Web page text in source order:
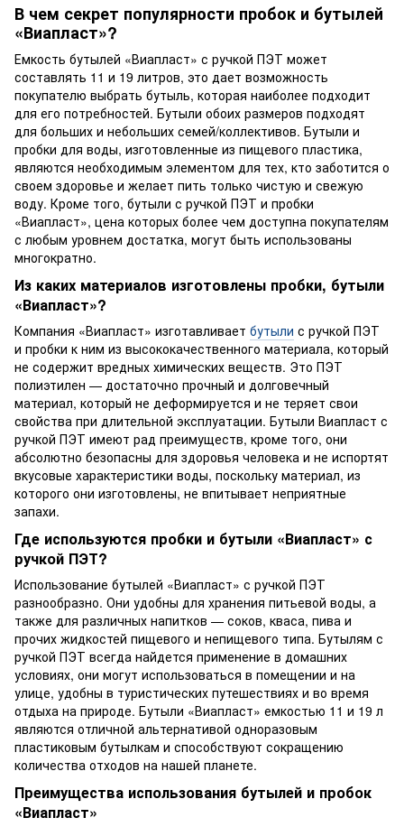
В чем секрет популярности пробок и бутылей
«Виапласт»?
Емкость бутылей «Виапласт» с ручкой ПЭТ может
составлять 11 и 19 литров, это дает возможность
покупателю выбрать бутыль, которая наиболее подходит
для его потребностей. Бутыли обоих размеров подходят
для больших и небольших семей/коллективов. Бутыли и
пробки для воды, изготовленные из пищевого пластика,
являются необходимым элементом для тех, кто заботится о
своем здоровье и желает пить только чистую и свежую
воду. Кроме того, бутыли с ручкой ПЭТ и пробки
«Виапласт», цена которых более чем доступна покупателям
с любым уровнем достатка, могут быть использованы
многократно.
Из каких материалов изготовлены пробки, бутыли
«Виапласт»?
Компания «Виапласт» изготавливает бутыли с ручкой ПЭТ
и пробки к ним из высококачественного материала, который
не содержит вредных химических веществ. Это ПЭТ
полиэтилен — достаточно прочный и долговечный
материал, который не деформируется и не теряет свои
свойства при длительной эксплуатации. Бутыли Виапласт с
ручкой ПЭТ имеют рад преимуществ, кроме того, они
абсолютно безопасны для здоровья человека и не испортят
вкусовые характеристики воды, поскольку материал, из
которого они изготовлены, не впитывает неприятные
запахи.
Где используются пробки и бутыли «Виапласт» с
ручкой ПЭТ?
Использование бутылей «Виапласт» с ручкой ПЭТ
разнообразно. Они удобны для хранения питьевой воды, а
также для различных напитков — соков, кваса, пива и
прочих жидкостей пищевого и непищевого типа. Бутылям с
ручкой ПЭТ всегда найдется применение в домашних
условиях, они могут использоваться в помещении и на
улице, удобны в туристических путешествиях и во время
отдыха на природе. Бутыли «Виапласт» емкостью 11 и 19 л
являются отличной альтернативой одноразовым
пластиковым бутылкам и способствуют сокращению
количества отходов на нашей планете.
Преимущества использования бутылей и пробок
«Виапласт»